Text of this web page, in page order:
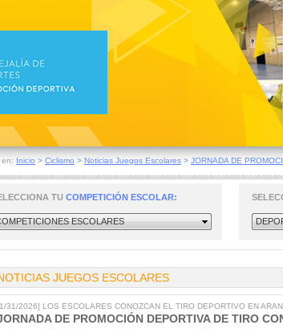
en: Inicio > Ciclismo > Noticias Juegos Escolares > JORNADA DE
TU COMPETICIÓN ESCOLAR:
ESCOLARES
JUEGOS ESCOLARES
31/2026] LOS ESCOLARES CONOZCAN EL TIRO DEPORTIVO EN
DE PROMOCIÓN DEPORTIVA DE TIRO